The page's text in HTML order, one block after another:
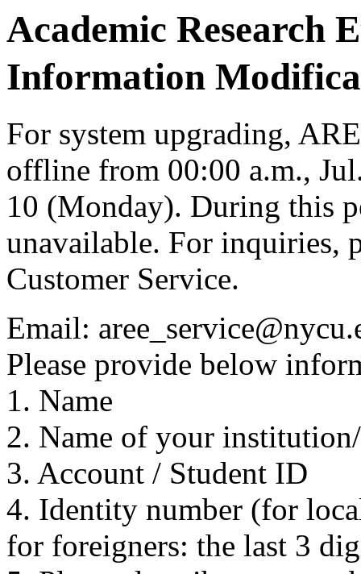
Academic Research
Information
For system upgrading,
offline from 00:00 a.m.,
10 (Monday). During this
unavailable. For inquiries,
Customer Service.
Email:
Please provide below
1. Name
2. Name of your
3. Account / Student ID
4. Identity number (for
for foreigners: the last 3